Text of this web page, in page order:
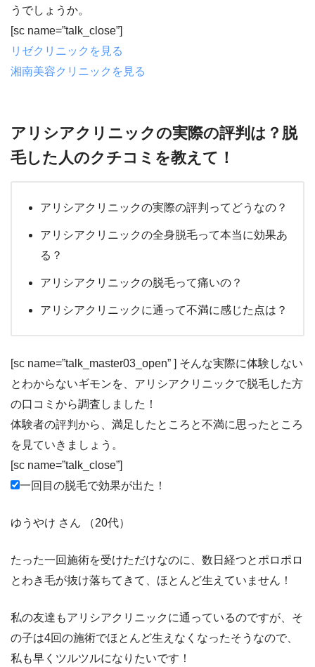
うでしょうか。
[sc name=”talk_close”]
リゼクリニックを見る
湘南美容クリニックを見る
アリシアクリニックの実際の評判は？脱
毛した人のクチコミを教えて！
アリシアクリニックの実際の評判ってどうなの？
アリシアクリニックの全身脱毛って本当に効果あ
る？
アリシアクリニックの脱毛って痛いの？
アリシアクリニックに通って不満に感じた点は？
[sc name=”talk_master03_open” ] そんな実際に体験しない
とわからないギモンを、 アリシアクリニックで脱毛した方
の口コミから調査しました！
体験者の評判から、満足したところと不満に思ったところ
を見ていきましょう。
[sc name=”talk_close”]
一回目の脱毛で効果が出た！
ゆうやけ さん （20代）
たった一回施術を受けただけなのに、数日経つとポロポロ
とわき毛が抜け落ちてきて、ほとんど生えていません！
私の友達もアリシアクリニックに通っているのですが、そ
の子は4回の施術でほとんど生えなくなったそうなので、
私も早くツルツルになりたいです！